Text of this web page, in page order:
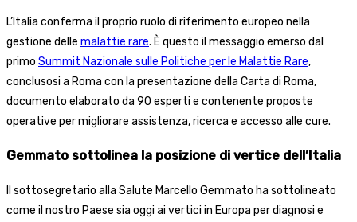
L’Italia conferma il proprio ruolo di riferimento europeo nella
gestione delle malattie rare. È questo il messaggio emerso dal
primo Summit Nazionale sulle Politiche per le Malattie Rare,
conclusosi a Roma con la presentazione della Carta di Roma,
documento elaborato da 90 esperti e contenente proposte
operative per migliorare assistenza, ricerca e accesso alle cure.
Gemmato sottolinea la posizione di vertice dell’Italia
Il sottosegretario alla Salute Marcello Gemmato ha sottolineato
come il nostro Paese sia oggi ai vertici in Europa per diagnosi e